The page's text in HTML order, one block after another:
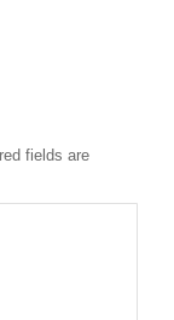
fields are